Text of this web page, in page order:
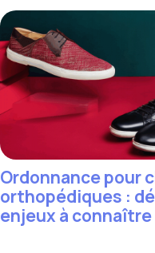
Ordonnance pour
orthopédiques :
enjeux à connaître